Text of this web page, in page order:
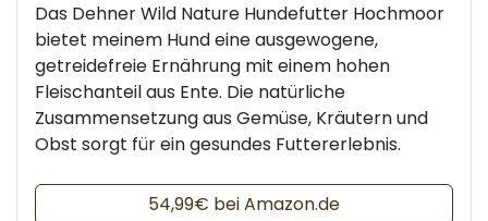
Das Dehner Wild Nature Hundefutter Hochmoor
bietet meinem Hund eine ausgewogene,
getreidefreie Ernährung mit einem hohen
Fleischanteil aus Ente. Die natürliche
Zusammensetzung aus Gemüse, Kräutern und
Obst sorgt für ein gesundes Futtererlebnis.
54,99€ bei Amazon.de